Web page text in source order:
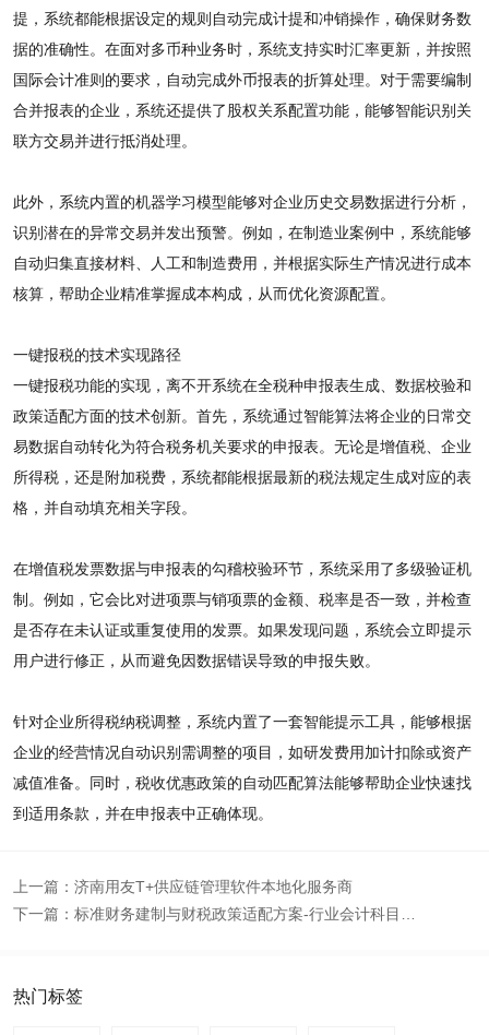
提，系统都能根据设定的规则自动完成计提和冲销操作，确保财务数
据的准确性。在面对多币种业务时，系统支持实时汇率更新，并按照
国际会计准则的要求，自动完成外币报表的折算处理。对于需要编制
合并报表的企业，系统还提供了股权关系配置功能，能够智能识别关
联方交易并进行抵消处理。
此外，系统内置的机器学习模型能够对企业历史交易数据进行分析，
识别潜在的异常交易并发出预警。例如，在制造业案例中，系统能够
自动归集直接材料、人工和制造费用，并根据实际生产情况进行成本
核算，帮助企业精准掌握成本构成，从而优化资源配置。
一键报税的技术实现路径
一键报税功能的实现，离不开系统在全税种申报表生成、数据校验和
政策适配方面的技术创新。首先，系统通过智能算法将企业的日常交
易数据自动转化为符合税务机关要求的申报表。无论是增值税、企业
所得税，还是附加税费，系统都能根据最新的税法规定生成对应的表
格，并自动填充相关字段。
在增值税发票数据与申报表的勾稽校验环节，系统采用了多级验证机
制。例如，它会比对进项票与销项票的金额、税率是否一致，并检查
是否存在未认证或重复使用的发票。如果发现问题，系统会立即提示
用户进行修正，从而避免因数据错误导致的申报失败。
针对企业所得税纳税调整，系统内置了一套智能提示工具，能够根据
企业的经营情况自动识别需调整的项目，如研发费用加计扣除或资产
减值准备。同时，税收优惠政策的自动匹配算法能够帮助企业快速找
到适用条款，并在申报表中正确体现。
上一篇： 济南用友T+供应链管理软件本地化服务商
下一篇：
热门标签